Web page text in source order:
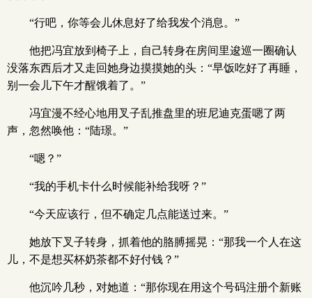
“行吧，你等会儿休息好了给我发个消息。”
他把冯宜放到椅子上，自己转身在房间里逡巡一圈确认
没落东西后才又走回她身边摸摸她的头：“早饭吃好了再睡，
别一会儿下午才醒饿着了。”
冯宜漫不经心地用叉子乱推盘里的班尼迪克蛋嗯了两
声，忽然唤他：“陆璟。”
“嗯？”
“我的手机卡什么时候能补给我呀？”
“今天应该行，但不确定几点能送过来。”
她放下叉子转身，抓着他的胳膊摇晃：“那我一个人在这
儿，不是想买杯奶茶都不好付钱？”
他沉吟几秒，对她道：“那你现在用这个号码注册个新账